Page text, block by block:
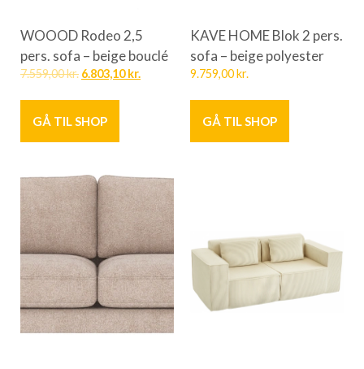
WOOOD Rodeo 2,5
pers. sofa – beige bouclé
7.559,00kr. 6.803,10kr.
GÅ TIL SHOP
KAVE HOME Blok 2 pers.
sofa – beige polyester
9.759,00kr.
GÅ TIL SHOP